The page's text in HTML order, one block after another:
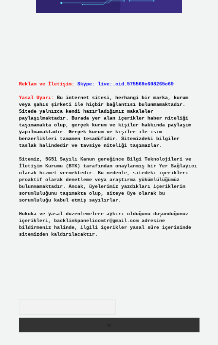
Reklam ve İletişim: Skype: live:.cid.575569c608265c69
Yasal Uyarı:
Bu internet sitesi, herhangi bir marka, kurum
veya şahıs şirketi ile hiçbir bağlantısı bulunmamaktadır.
Sitede yalnızca kendi hazırladığımız makaleler
paylaşılmaktadır. Burada yer alan içerikler haber niteliği
taşımamakta olup, gerçek kurum ve kişiler hakkında paylaşım
yapılmamaktadır. Gerçek kurum ve kişiler ile isim
benzerlikleri tamamen tesadüfidir. Sitemizdeki bilgiler
taslak halindedir ve tavsiye niteliği taşımazlar.
Sitemiz, 5651 Sayılı Kanun gereğince Bilgi Teknolojileri ve
İletişim Kurumu (BTK) tarafından onaylanmış bir Yer Sağlayıcı
olarak hizmet vermektedir. Bu nedenle, sitedeki içerikleri
proaktif olarak denetleme veya araştırma yükümlülüğümüz
bulunmamaktadır. Ancak, üyelerimiz yazdıkları içeriklerin
sorumluluğunu taşımakta olup, siteye üye olarak bu
sorumluluğu kabul etmiş sayılırlar.
Hukuka ve yasal düzenlemelere aykırı olduğunu düşündüğünüz
içerikleri, backlinkpanelicomtr@gmail.comadresine
bildirmeniz halinde, ilgili içerikler yasal süre içerisinde
sitemizden kaldırılacaktır.